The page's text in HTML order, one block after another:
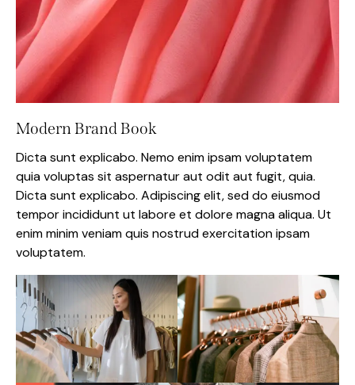
Modern Brand Book
Dicta sunt explicabo. Nemo enim ipsam voluptatem
quia voluptas sit aspernatur aut odit aut fugit, quia.
Dicta sunt explicabo. Adipiscing elit, sed do eiusmod
tempor incididunt ut labore et dolore magna aliqua. Ut
enim minim veniam quis nostrud exercitation ipsam
voluptatem.